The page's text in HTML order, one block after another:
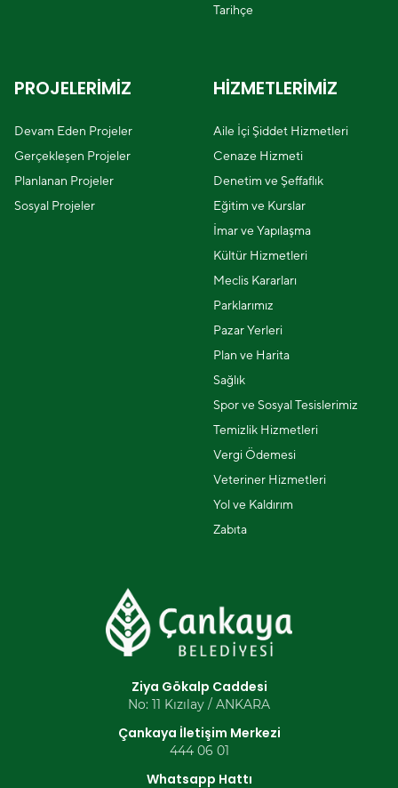
Tarihçe
PROJELERİMİZ
Devam Eden Projeler
Gerçekleşen Projeler
Planlanan Projeler
Sosyal Projeler
HİZMETLERİMİZ
Aile İçi Şiddet Hizmetleri
Cenaze Hizmeti
Denetim ve Şeffaflık
Eğitim ve Kurslar
İmar ve Yapılaşma
Kültür Hizmetleri
Meclis Kararları
Parklarımız
Pazar Yerleri
Plan ve Harita
Sağlık
Spor ve Sosyal Tesislerimiz
Temizlik Hizmetleri
Vergi Ödemesi
Veteriner Hizmetleri
Yol ve Kaldırım
Zabıta
Ziya Gökalp Caddesi
No: 11 Kızılay / ANKARA
Çankaya İletişim Merkezi
444 06 01
Whatsapp Hattı